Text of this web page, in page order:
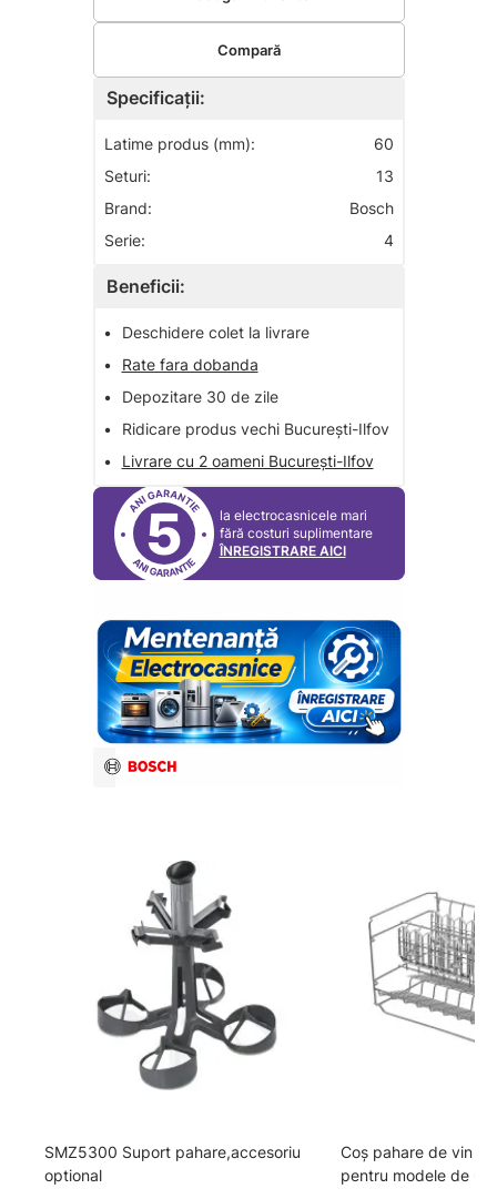
Specificații:
Latime produs (mm):
60
Seturi:
13
Brand:
Bosch
Serie:
4
Beneficii:
•
Deschidere colet la livrare
•
Rate fara dobanda
•
Depozitare 30 de zile
•
Ridicare produs vechi București-Ilfov
•
Livrare cu 2 oameni București-Ilfov
5
la electrocasnicele mari
fără costuri suplimentare
ÎNREGISTRARE AICI
Compară
SMZ5300 Suport pahare,accesoriu
optional
Coș pahare de vin
pentru modele de 60